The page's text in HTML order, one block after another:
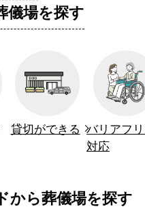
儀場を探す
貸切ができる バリアフ
対応
から葬儀場を探す